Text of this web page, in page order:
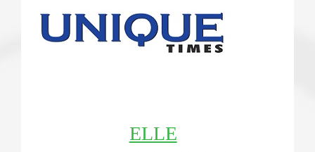
ELLE